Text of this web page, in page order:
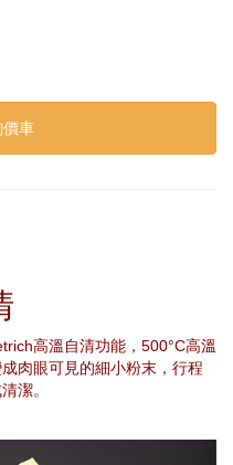
價車
高溫自清功能，500°C高溫
肉眼可見的細小粉末，行程
潔。